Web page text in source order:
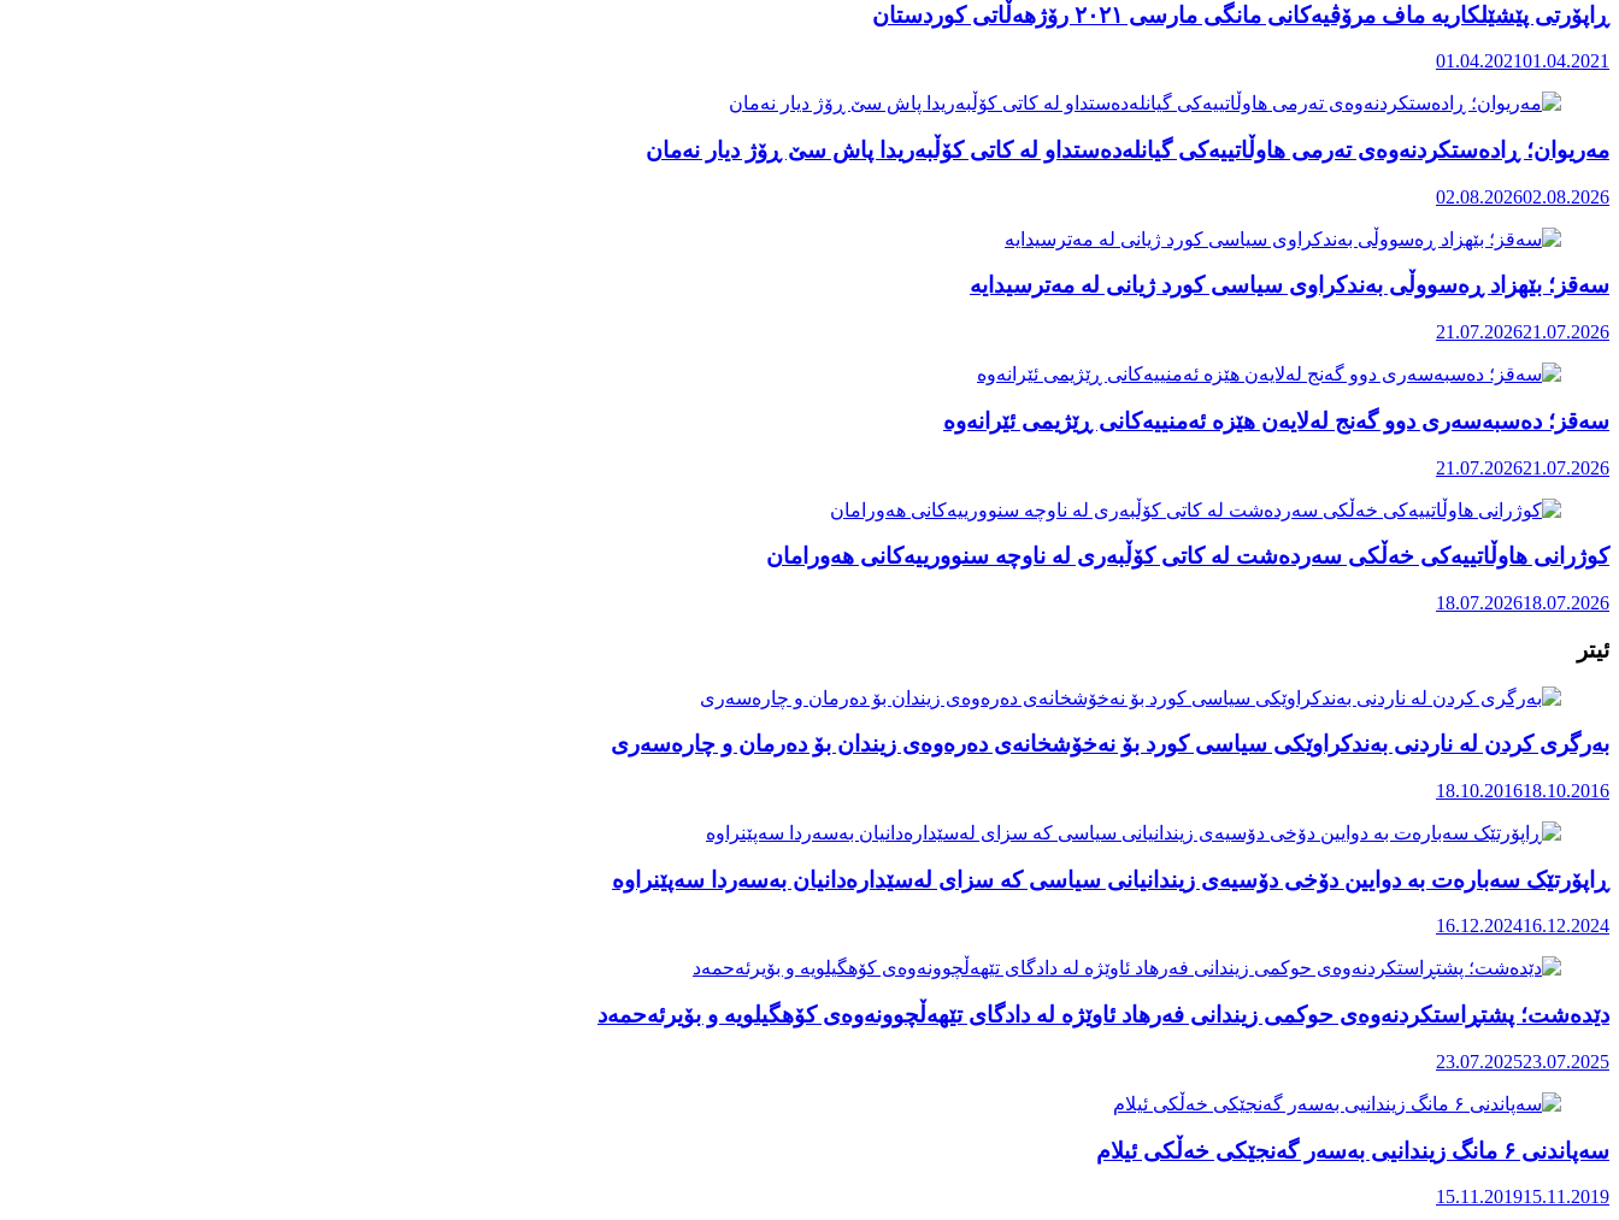
ڕاپۆرتی پێشێلکاریە ماف مرۆڤیەکانی مانگی مارسی ٢٠٢١ رۆژهەڵاتی کوردستان
01.04.202101.04.2021
مەریوان؛ ڕادەستکردنەوەی تەرمی هاوڵاتییەکی گیانلەدەستداو لە کاتی کۆڵبەریدا پاش سێ ڕۆژ دیار نەمان
02.08.202602.08.2026
سەقز؛ بێهزاد ڕەسووڵی بەندکراوی سیاسی کورد ژیانی لە مەترسیدایە
21.07.202621.07.2026
سەقز؛ دەسبەسەری دوو گەنج لەلایەن هێزە ئەمنییەکانی ڕێژیمی ئێرانەوە
21.07.202621.07.2026
کوژرانی هاوڵاتییەکی خەڵکی سەردەشت لە کاتی کۆڵبەری لە ناوچە سنوورییەکانی هەورامان
18.07.202618.07.2026
ئیتر
بەرگری کردن لە ناردنی بەندکراوێکی سیاسی کورد بۆ نەخۆشخانەی دەرەوەی زیندان بۆ دەرمان و چارەسەری
18.10.201618.10.2016
ڕاپۆرتێک سەبارەت بە دوایین دۆخی دۆسیەی زیندانیانی سیاسی کە سزای لەسێدارەدانیان بەسەردا سەپێنراوە
16.12.202416.12.2024
دێدەشت؛ پشتڕاستکردنەوەی حوکمی زیندانی فەرهاد ئاوێژە لە دادگای تێهەڵچوونەوەی کۆهگیلویە و بۆیرئەحمەد
23.07.202523.07.2025
سەپاندنی ۶ مانگ زیندانیی بەسەر گەنجێکی خەڵکی ئیلام
15.11.201915.11.2019